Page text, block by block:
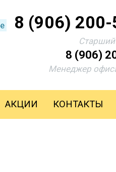
8 (906)
8 (906)
Менеджер
АКЦИИ КОНТАКТЫ